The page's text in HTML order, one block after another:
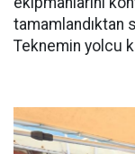
tamamlandıktan
Teknemin yolcu